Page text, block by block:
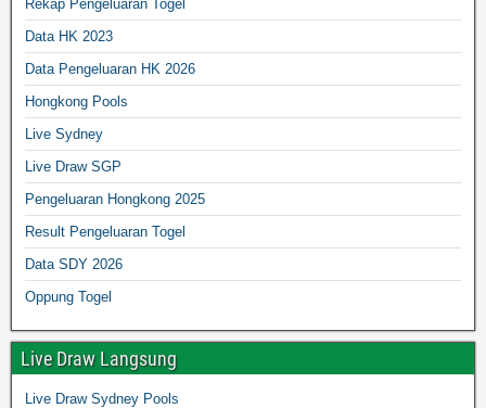
Rekap Pengeluaran Togel
Data HK 2023
Data Pengeluaran HK 2026
Hongkong Pools
Live Sydney
Live Draw SGP
Pengeluaran Hongkong 2025
Result Pengeluaran Togel
Data SDY 2026
Oppung Togel
Live Draw Langsung
Live Draw Sydney Pools